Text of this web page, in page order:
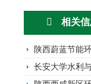
相关
陕西蔚蓝节能
长安大学水利